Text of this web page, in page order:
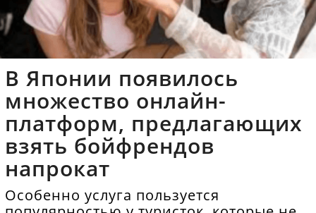
В Японии появилось
множество онлайн-
платформ, предлагающих
взять бойфрендов
напрокат
Особенно услуга пользуется